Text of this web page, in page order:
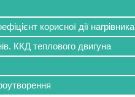
корисної дії нагрівника
ККД теплового двигуна